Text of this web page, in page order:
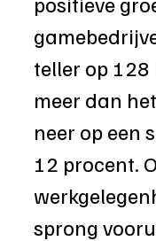
teller op
meer dan
neer op een
12 procent.
sprong